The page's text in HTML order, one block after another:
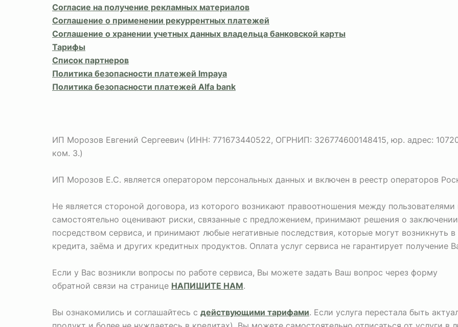
Согласие на получение рекламных материалов
Соглашение о применении рекуррентных платежей
Соглашение о хранении учетных данных владельца банковской карты
Тарифы
Список партнеров
Политика безопасности платежей Impaya
Политика безопасности платежей Alfa bank
ИП Морозов Евгений Сергеевич (ИНН: 771673440522, ОГРНИП: 326774600148415, юр. адрес:
ком. 3.)
ИП Морозов Е.С. является оператором персональных данных и включен в реестр операторов
Не является стороной договора, из которого возникают правоотношения между
самостоятельно оценивают риски, связанные с предложением, принимают решения о
посредством сервиса, и принимают любые негативные последствия, которые могут возникнуть в
кредита, заёма и других кредитных продуктов. Оплата услуг сервиса не гарантирует получение
Если у Вас возникли вопросы по работе сервиса, Вы можете задать Ваш вопрос через форму
обратной связи на странице НАПИШИТЕ НАМ.
Вы ознакомились и соглашайтесь с действующими тарифами. Если услуга перестала быть